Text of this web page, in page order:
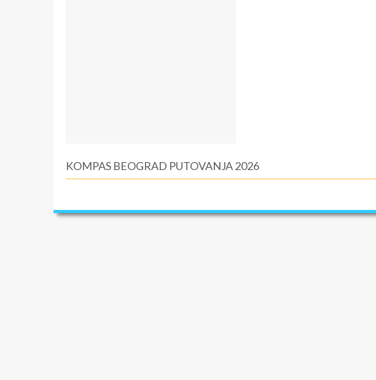
KOMPAS BEOGRAD PUTOVANJA 2026